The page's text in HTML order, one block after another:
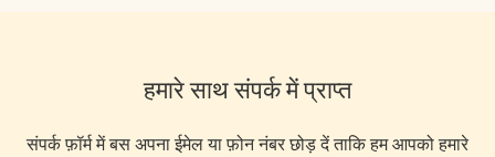
हमारे साथ संपर्क में प्राप्त
संपर्क फ़ॉर्म में बस अपना ईमेल या फ़ोन नंबर छोड़ दें ताकि हम आपको हमारे